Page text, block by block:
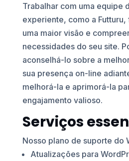
Trabalhar com uma equipe
experiente, como a
uma maior visão e
necessidades do seu site.
aconselhá-lo sobre a
sua presença on-line
melhorá-la e aprimorá-la
engajamento valioso.
Serviços
Nosso plano de suporte do
Atualizações para